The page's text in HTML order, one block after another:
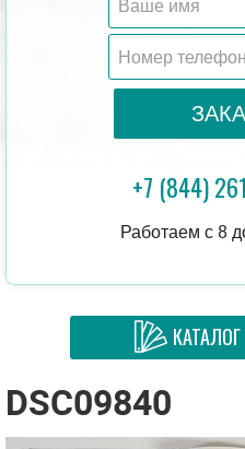
+7 (844)
Работаем с 8
DSC09840